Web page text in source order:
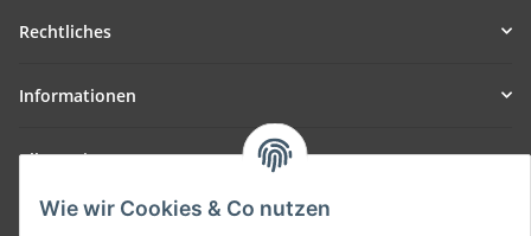
Wie wir Cookies & Co nutzen
Rechtliches
Informationen
Allgemein
Teil unseres Netzwerks: